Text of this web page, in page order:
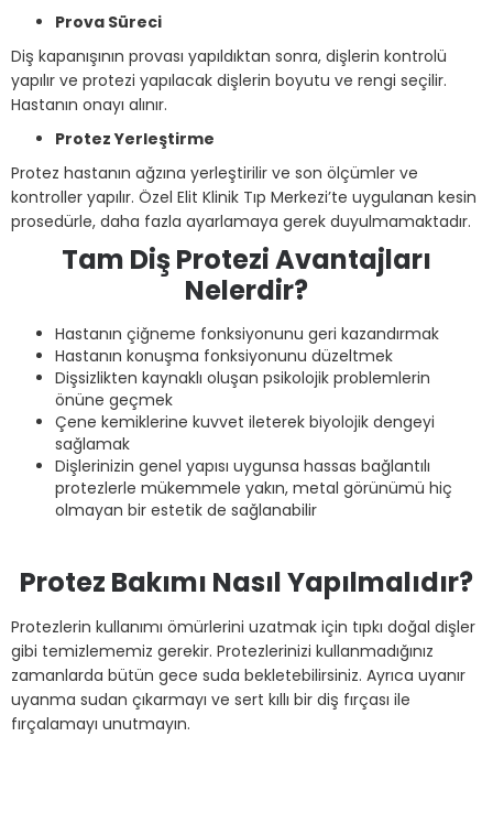
Prova Süreci
Diş kapanışının provası yapıldıktan sonra, dişlerin kontrolü
yapılır ve protezi yapılacak dişlerin boyutu ve rengi seçilir.
Hastanın onayı alınır.
Protez Yerleştirme
Protez hastanın ağzına yerleştirilir ve son ölçümler ve
kontroller yapılır. Özel Elit Klinik Tıp Merkezi’te uygulanan kesin
prosedürle, daha fazla ayarlamaya gerek duyulmamaktadır.
Tam Diş Protezi Avantajları
Nelerdir?
Hastanın çiğneme fonksiyonunu geri kazandırmak
Hastanın konuşma fonksiyonunu düzeltmek
Dişsizlikten kaynaklı oluşan psikolojik problemlerin
önüne geçmek
Çene kemiklerine kuvvet ileterek biyolojik dengeyi
sağlamak
Dişlerinizin genel yapısı uygunsa hassas bağlantılı
protezlerle mükemmele yakın, metal görünümü hiç
olmayan bir estetik de sağlanabilir
Protez Bakımı Nasıl Yapılmalıdır?
Protezlerin kullanımı ömürlerini uzatmak için tıpkı doğal dişler
gibi temizlememiz gerekir. Protezlerinizi kullanmadığınız
zamanlarda bütün gece suda bekletebilirsiniz. Ayrıca uyanır
uyanma sudan çıkarmayı ve sert kıllı bir diş fırçası ile
fırçalamayı unutmayın.